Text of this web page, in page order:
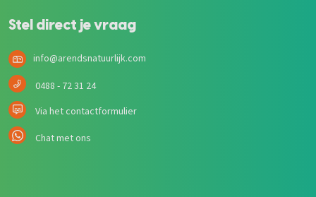
Stel direct je vraag
info@arendsnatuurlijk.com
0488 - 72 31 24
Via het contactformulier
Chat met ons